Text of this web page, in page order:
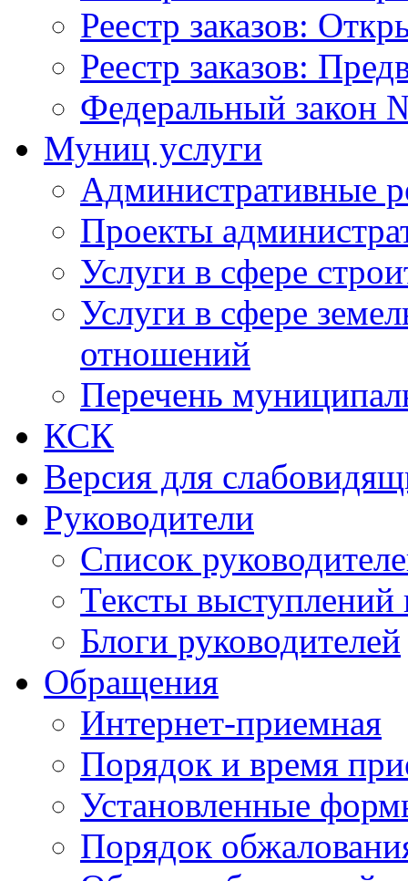
Реестр заказов:
Реестр заказов:
Федеральный закон
Муниц услуги
Административные
Проекты
Услуги в сфере
Услуги в сфере
отношений
Перечень
КСК
Версия для
Руководители
Список
Тексты выступлений
Блоги руководителей
Обращения
Интернет-приемная
Порядок и время
Установленные
Порядок